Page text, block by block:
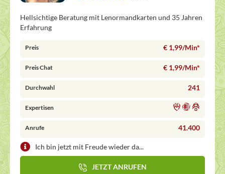
Hellsichtige Beratung mit Lenormandkarten und 35 Jahren
Erfahrung
Preis € 1,99/Min*
Preis Chat € 1,99/Min*
Durchwahl 241
Expertisen
Anrufe 41.400
Ich bin jetzt mit Freude wieder da...
JETZT ANRUFEN